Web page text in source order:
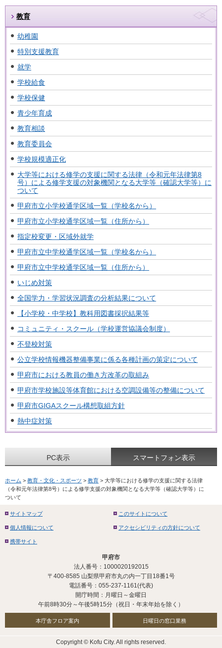
教育
幼稚園
特別支援教育
就学
学校給食
学校保健
青少年育成
教育相談
教育委員会
学校規模適正化
大学等における修学の支援に関する法律（令和元年法律第8
号）による修学支援の対象機関となる大学等（確認大学等）に
ついて
甲府市立小学校通学区域一覧（学校名から）
甲府市立小学校通学区域一覧（住所から）
指定校変更・区域外就学
甲府市立中学校通学区域一覧（学校名から）
甲府市立中学校通学区域一覧（住所から）
いじめ対策
全国学力・学習状況調査の分析結果について
【小学校・中学校】教科用図書採択結果等
コミュニティ・スクール（学校運営協議会制度）
不登校対策
公立学校情報機器整備事業に係る各種計画の策定について
甲府市における教員の働き方改革の取組み
甲府市学校施設等体育館における空調設備等の整備について
甲府市GIGAスクール構想取組方針
熱中症対策
PC表示 スマートフォン表示
ホーム > 教育・文化・スポーツ > 教育 > 大学等における修学の支援に関する法律
（令和元年法律第8号）による修学支援の対象機関となる大学等（確認大学等）に
ついて
サイトマップ このサイトについて
個人情報について アクセシビリティの方針について
携帯サイト
甲府市
法人番号：1000020192015
〒400-8585 山梨県甲府市丸の内一丁目18番1号
電話番号：055-237-1161(代表)
開庁時間：月曜日～金曜日
午前8時30分～午後5時15分（祝日・年末年始を除く）
本庁舎フロア案内 日曜日の窓口業務
Copyright © Kofu City. All rights reserved.